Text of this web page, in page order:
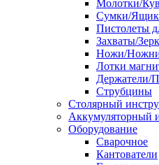
Молотки/
Сумки/
Пистолеты
Захваты/
Ножи/
Лотки
Держатели/
Струбцины
Столярный
Аккумуляторный
Оборудование
Сварочное
Кантователи